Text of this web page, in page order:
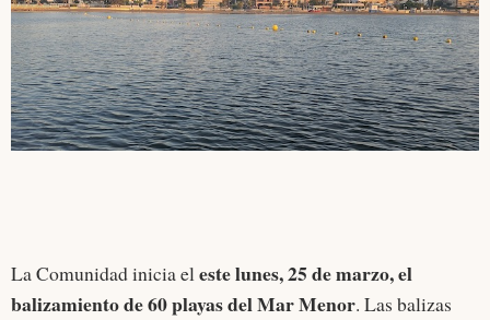
La Comunidad inicia eleste lunes, 25 de marzo, el
balizamiento de 60 playas del Mar Menor. Las balizas